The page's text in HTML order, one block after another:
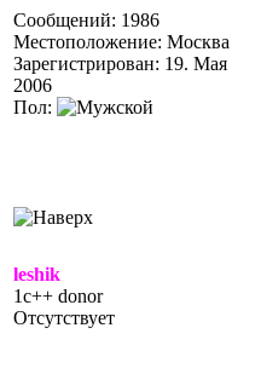
Сообщений: 1986
Местоположение: Москва
Зарегистрирован: 19. Мая
2006
Пол:
leshik
1c++ donor
Отсутствует